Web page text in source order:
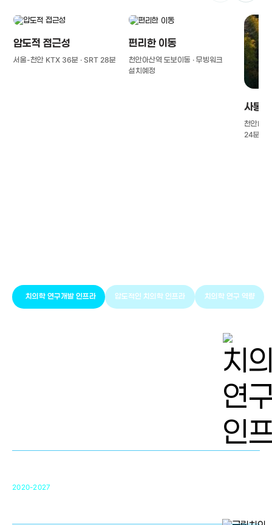
압도적 접근성
서울-천안 KTX 36분 · SRT 28분
편리한 이동
천안아산역 도보이동 · 무빙워크
설치예정
사통
천안IC(
24분
치의학 연구개발 인프라 압도적인 치의학 인프라 치의학 연구 역량
2020-2027